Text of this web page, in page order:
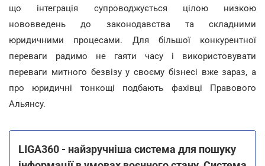
що інтеграція супроводжується цілою низкою
нововведень до законодавства та складними
юридичними процесами. Для більшої конкурентної
переваги радимо не гаяти часу і використовувати
переваги митного безвізу у своєму бізнесі вже зараз, а
про юридичні тонкощі подбають фахівці Правового
Альянсу.
LIGA360 - найзручніша система для пошуку